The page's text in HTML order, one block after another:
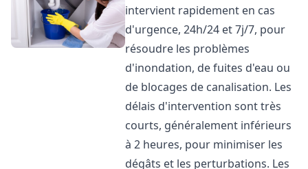
intervient rapidement en cas
d'urgence, 24h/24 et 7j/7, pour
résoudre les problèmes
d'inondation, de fuites d'eau ou
de blocages de canalisation. Les
délais d'intervention sont très
courts, généralement inférieurs
à 2 heures, pour minimiser les
dégâts et les perturbations. Les